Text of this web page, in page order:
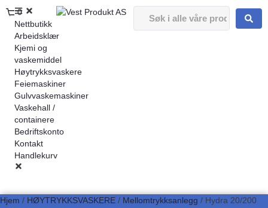
0
Nettbutikk
Arbeidsklær
Kjemi og
vaskemiddel
Høytrykksvaskere
Feiemaskiner
Gulvvaskemaskiner
Vaskehall /
containere
Bedriftskonto
Kontakt
Handlekurv
Hjem / HØYTRYKKSVASKERE / Mellomtrykksanlegg / Hydra 20/200